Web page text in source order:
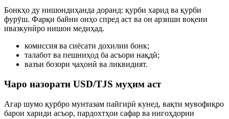
Бонкҳо ду нишондиҳанда доранд: қурби харид ва қурби
фурӯш. Фарқи байни онҳо спред аст ва он арзиши воқеии
ивазкунӣро нишон медиҳад.
комиссия ва сиёсати дохилии бонк;
талабот ва пешниҳод ба асъори нақдӣ;
вазъи бозори ҷаҳонӣ ва ликвидият.
Чаро назорати USD/TJS муҳим аст
Агар шумо қурбро мунтазам пайгирӣ кунед, вақти мувофиқро
барои хариди асъор, пардохтҳои сафар ва нигоҳдории